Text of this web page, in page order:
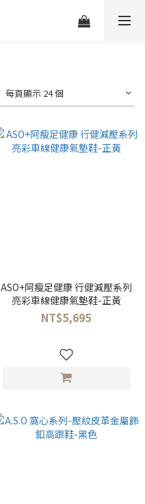
每頁顯示 24 個
ASO+阿瘦足健康 行健減壓系列
亮彩車線健康氣墊鞋-正黃
NT$5,695